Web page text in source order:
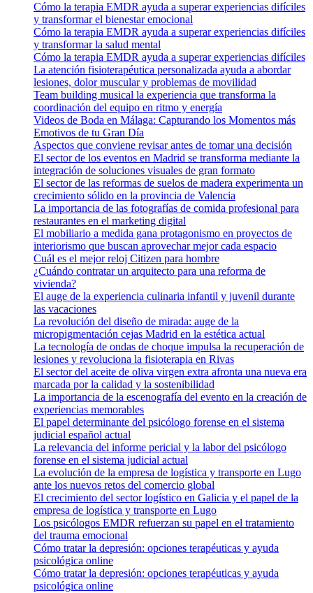
Cómo la terapia EMDR ayuda a superar experiencias difíciles
y transformar el bienestar emocional
Cómo la terapia EMDR ayuda a superar experiencias difíciles
y transformar la salud mental
Cómo la terapia EMDR ayuda a superar experiencias difíciles
La atención fisioterapéutica personalizada ayuda a abordar
lesiones, dolor muscular y problemas de movilidad
Team building musical la experiencia que transforma la
coordinación del equipo en ritmo y energía
Videos de Boda en Málaga: Capturando los Momentos más
Emotivos de tu Gran Día
Aspectos que conviene revisar antes de tomar una decisión
El sector de los eventos en Madrid se transforma mediante la
integración de soluciones visuales de gran formato
El sector de las reformas de suelos de madera experimenta un
crecimiento sólido en la provincia de Valencia
La importancia de las fotografías de comida profesional para
restaurantes en el marketing digital
El mobiliario a medida gana protagonismo en proyectos de
interiorismo que buscan aprovechar mejor cada espacio
Cuál es el mejor reloj Citizen para hombre
¿Cuándo contratar un arquitecto para una reforma de
vivienda?
El auge de la experiencia culinaria infantil y juvenil durante
las vacaciones
La revolución del diseño de mirada: auge de la
micropigmentación cejas Madrid en la estética actual
La tecnología de ondas de choque impulsa la recuperación de
lesiones y revoluciona la fisioterapia en Rivas
El sector del aceite de oliva virgen extra afronta una nueva era
marcada por la calidad y la sostenibilidad
La importancia de la escenografía del evento en la creación de
experiencias memorables
El papel determinante del psicólogo forense en el sistema
judicial español actual
La relevancia del informe pericial y la labor del psicólogo
forense en el sistema judicial actual
La evolución de la empresa de logística y transporte en Lugo
ante los nuevos retos del comercio global
El crecimiento del sector logístico en Galicia y el papel de la
empresa de logística y transporte en Lugo
Los psicólogos EMDR refuerzan su papel en el tratamiento
del trauma emocional
Cómo tratar la depresión: opciones terapéuticas y ayuda
psicológica online
Cómo tratar la depresión: opciones terapéuticas y ayuda
psicológica online